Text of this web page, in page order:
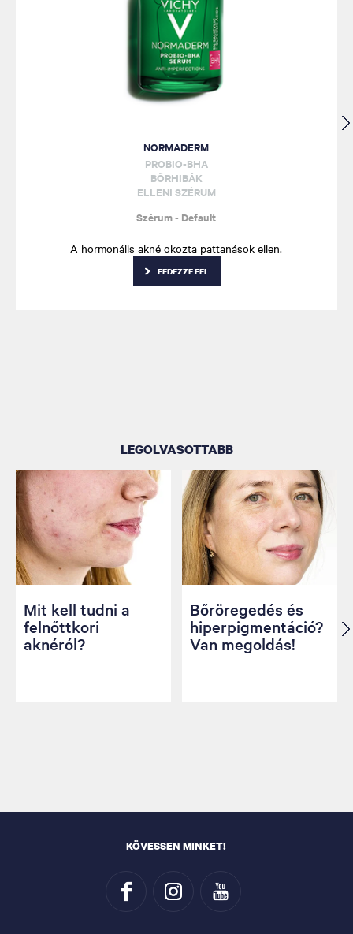
NORMADERM
PROBIO-BHA
BŐRHIBÁK
ELLENI SZÉRUM
Szérum - Default
A hormonális akné okozta pattanások ellen.
FEDEZZE FEL
LEGOLVASOTTABB
Mit kell tudni a
felnőttkori
aknéról?
Bőröregedés és
hiperpigmentáció?
Van megoldás!
KÖVESSEN MINKET!